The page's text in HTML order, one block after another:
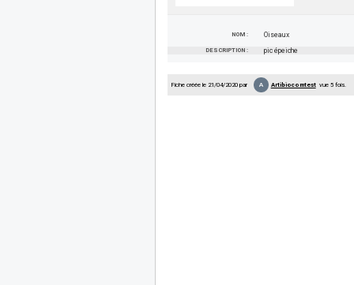
NOM : Oiseaux
DESCRIPTION : pic épeiche
Fiche créée le 21/04/2020 par A Artibiocomtestvue 5 fois.